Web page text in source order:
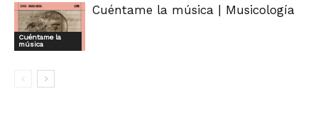
Cuéntame la
música
Cuéntame la música | Musicología